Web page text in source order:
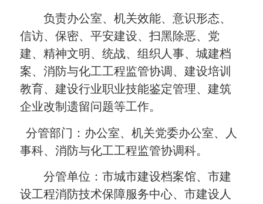
负责办公室、机关效能、意识形态、
信访、保密、平安建设、扫黑除恶、党
建、精神文明、统战、组织人事、城建档
案、消防与化工工程监管协调、建设培训
教育、建设行业职业技能鉴定管理、建筑
企业改制遗留问题等工作。
分管部门：办公室、机关党委办公室、人
事科、消防与化工工程监管协调科。
分管单位：市城市建设档案馆、市建
设工程消防技术保障服务中心、市建设人